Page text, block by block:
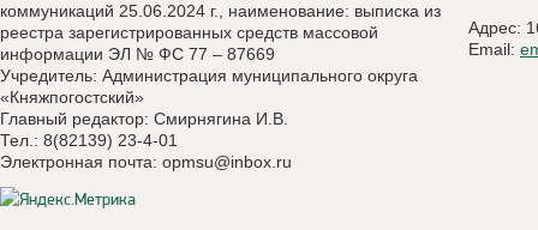
коммуникаций 25.06.2024 г., наименование: выписка из
реестра зарегистрированных средств массовой
информации ЭЛ № ФС 77 – 87669
Учредитель: Администрация муниципального округа
«Княжпогостский»
Главный редактор: Смирнягина И.В.
Тел.: 8(82139) 23-4-01
Электронная почта: opmsu@inbox.ru
Адрес:
Email: